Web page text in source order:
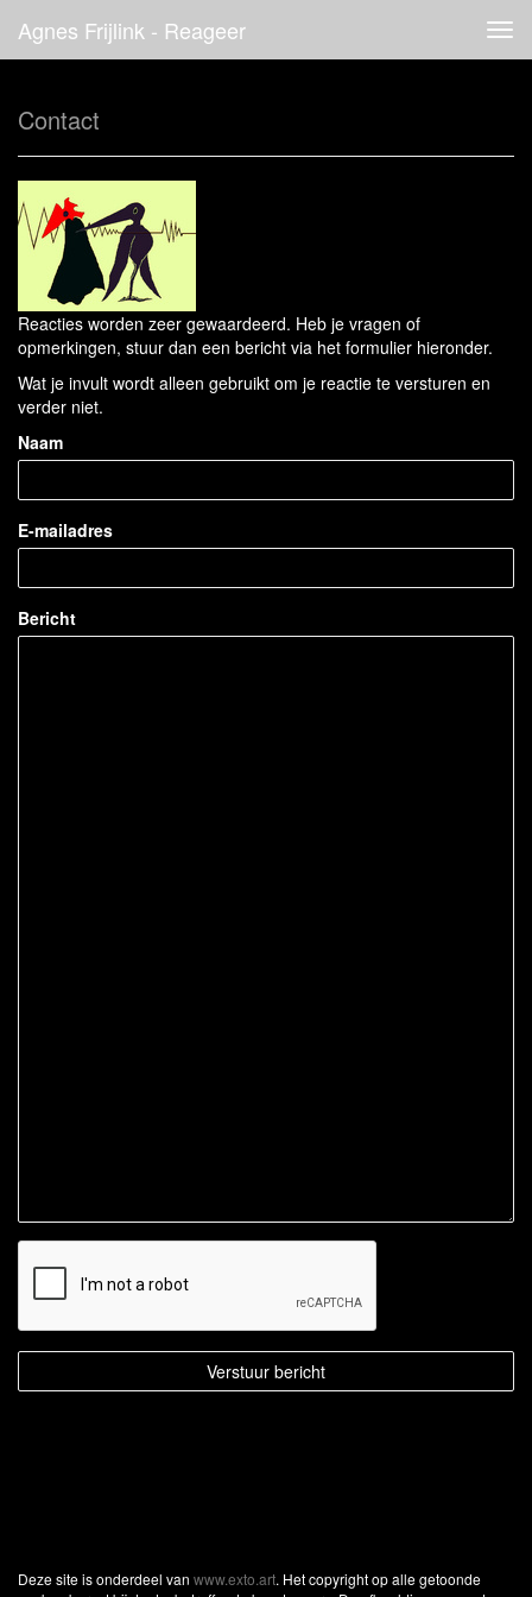
Agnes Frijlink - Reageer
Contact
Reacties worden zeer gewaardeerd. Heb je vragen of
opmerkingen, stuur dan een bericht via het formulier hieronder.
Wat je invult wordt alleen gebruikt om je reactie te versturen en
verder niet.
Naam
E-mailadres
Bericht
Deze site is onderdeel van www.exto.art. Het copyright op alle getoonde